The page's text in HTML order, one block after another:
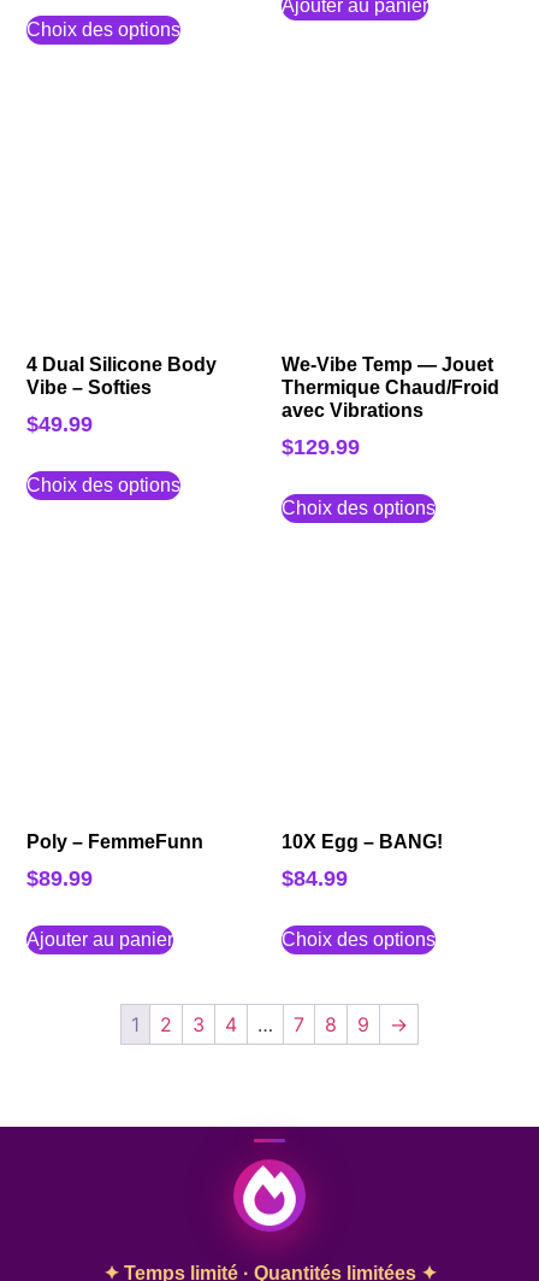
Choix des options
Ajouter au panier
4 Dual Silicone Body
Vibe – Softies
$49.99
Choix des options
We-Vibe Temp — Jouet
Thermique Chaud/Froid
avec Vibrations
$129.99
Choix des options
Poly – FemmeFunn
$89.99
Ajouter au panier
10X Egg – BANG!
$84.99
Choix des options
1 2 3 4 … 7 8 9 →
✦ Temps limité · Quantités limitées ✦